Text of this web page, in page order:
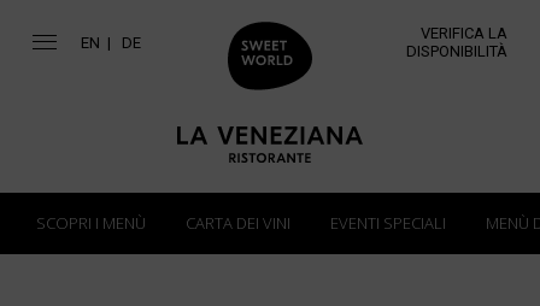
EN DE
VERIFICA LA
DISPONIBILITÀ
SCOPRI I MENÙ CARTA DEI VINI EVENTI SPECIALI MENÙ